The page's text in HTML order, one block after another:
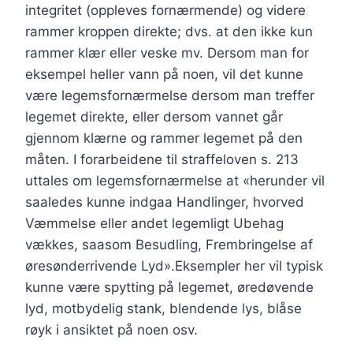
integritet (oppleves fornærmende) og videre
rammer kroppen direkte; dvs. at den ikke kun
rammer klær eller veske mv. Dersom man for
eksempel heller vann på noen, vil det kunne
være legemsfornærmelse dersom man treffer
legemet direkte, eller dersom vannet går
gjennom klærne og rammer legemet på den
måten. I forarbeidene til straffeloven s. 213
uttales om legemsfornærmelse at «herunder vil
saaledes kunne indgaa Handlinger, hvorved
Væmmelse eller andet legemligt Ubehag
vækkes, saasom Besudling, Frembringelse af
øresønderrivende Lyd».Eksempler her vil typisk
kunne være spytting på legemet, øredøvende
lyd, motbydelig stank, blendende lys, blåse
røyk i ansiktet på noen osv.